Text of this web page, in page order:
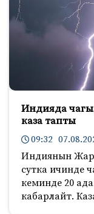
Индияда
каза тапты
09:32
Индиянын
сутка ичинде
кеминде 20
кабарлайт.